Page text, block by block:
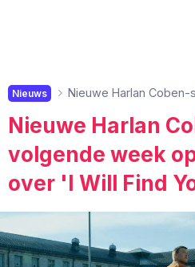
Nieuws Nieuwe Harlan
Nieuwe Harlan
volgende week
over 'I Will Find